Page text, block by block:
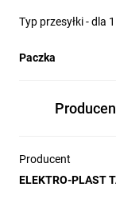
Typ przesyłki - dla
Paczka
Producent
ELEKTRO-PLAST